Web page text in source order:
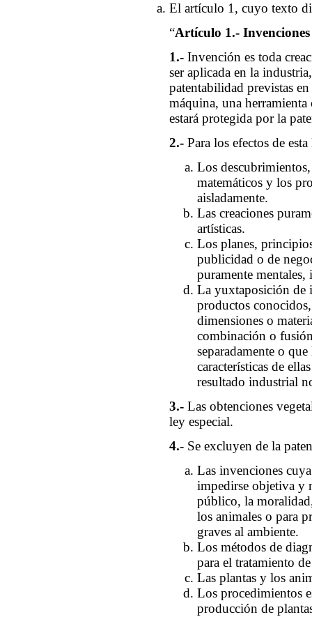
El artículo 1, cuyo texto
“Artículo 1.- Invenciones
1.- Invención es toda
ser aplicada en la
patentabilidad previstas
máquina, una
estará protegida por la
2.- Para los efectos de
Los
matemáticos y los
aisladamente.
Las creaciones
artísticas.
Los planes,
publicidad o de
puramente mentales,
La yuxtaposición de
productos
dimensiones o
combinación o
separadamente o
características de
resultado industrial
3.- Las obtenciones
ley especial.
4.- Se excluyen de la
Las invenciones
impedirse objetiva y
público, la
los animales o para
graves al ambiente.
Los métodos de
para el tratamiento
Las plantas y los
Los procedimientos
producción de